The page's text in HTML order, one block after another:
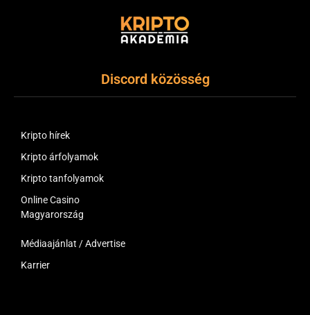
Discord közösség
Kripto hírek
Kripto árfolyamok
Kripto tanfolyamok
Online Casino
Magyarország
Médiaajánlat / Advertise
Karrier